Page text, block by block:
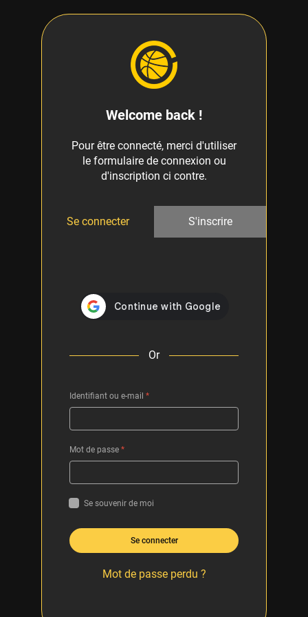
Welcome back !
Pour être connecté, merci d'utiliser
le formulaire de connexion ou
d'inscription ci contre.
Se connecter S'inscrire
Or
Identifiant ou e-mail *
Mot de passe *
Se souvenir de moi
Se connecter
Mot de passe perdu ?